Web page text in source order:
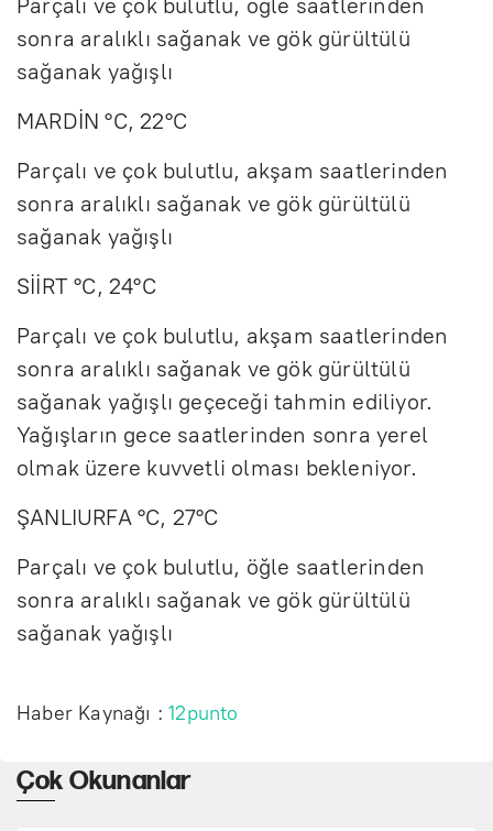
Parçalı ve çok bulutlu, öğle saatlerinden
sonra aralıklı sağanak ve gök gürültülü
sağanak yağışlı
MARDİN °C, 22°C
Parçalı ve çok bulutlu, akşam saatlerinden
sonra aralıklı sağanak ve gök gürültülü
sağanak yağışlı
SİİRT °C, 24°C
Parçalı ve çok bulutlu, akşam saatlerinden
sonra aralıklı sağanak ve gök gürültülü
sağanak yağışlı geçeceği tahmin ediliyor.
Yağışların gece saatlerinden sonra yerel
olmak üzere kuvvetli olması bekleniyor.
ŞANLIURFA °C, 27°C
Parçalı ve çok bulutlu, öğle saatlerinden
sonra aralıklı sağanak ve gök gürültülü
sağanak yağışlı
Haber Kaynağı :12punto
Çok Okunanlar